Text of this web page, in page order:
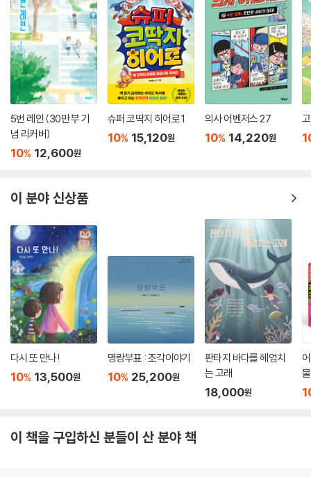
는 왜 그리 끝없이 이어지는지! 할아버지를 만나면 곧 무술의 달인이라도
될 것만 같았던 도우. 빨리 끝장을 보고 결과를 얻고 싶은 도우에게 시간은
너무나 느리게, 답답하게 흘러가는 것만 같다.
몸과 마음의 근력을 키워 준 할아버지의 명 처방전
그러나 하루하루 시간이 지나고 보니, 거위를 길들이고 방울토마토를 키우
는 일은 도우의 급한 마음을 가라앉히고 인내심을 길러 주는 할아버지의
좋은 처방이었다. 끈기 있게 거위와 친해지고 텃밭에서 수확의 기쁨을 맛
보며, 또 자연 속에서 명상을 하며 도우의 마음 안에 있던 급한 성질과 나쁜
종 무술 수련 기구들도 있었지만, 할아버지는 도우에게 맨손으로 힘을 기
르는 방법을 알려 준다. 다른 사람을 다치게 하는 것은 진정한 무술이 아니
라고 말씀하며, 할아버지는 자신을 괴롭히는 사람들을 더 큰 힘으로 눌러
이기고자 했던 도우의 그릇된 욕심을 깨우쳐 준다.결국 도우는 할아버지와
여름 방학을 보낸 뒤 작고 단단한 까만 콩처럼 영글어 학교로 돌아간다. 온
몸에 근육이 붙고 날래졌을 뿐 아니라 두려움과 마주해도 피하지 않는, 몸
과 마음이 모두 단단한 아이가 된 것이다.
투박하지만 다정하게, 믿고 기다려 주는 어른의 존재
사람은 누구나 어려움과 좌절을 겪는다. 그때마다 회피하거나 주저앉을 것
인가? 두려움에 사로잡혀 무너지는 대신 자신을 믿고 다시 일어설 것인
가? 너무나 당연한 이야기지만 시련을 이겨 내고 성장하려면 아이들에게
되풀이해야 하는 것이다. 또 그것 말고도 꼭 필요한 한 가지가 있다. 바로
5번 레인 (30만 부 기
념 리커버)
10% 12,600원
슈퍼 코딱지 히어로 1
10% 15,120원
의사 어벤저스 27
10% 14,220원
이 분야 신상품
다시 또 만나!
10% 13,500원
명랑부표 : 조각이야기
10% 25,200원
판타지 바다를 헤엄치
는 고래
18,000원
이 책을 구입하신 분들이 산 분야 책